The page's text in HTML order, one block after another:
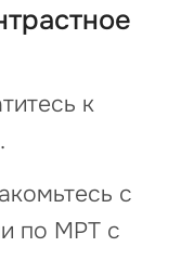
к
с
по МРТ с